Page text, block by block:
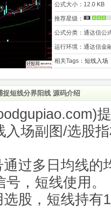
公式大小： 12.0 KB
推荐星级：
公式分类： 通达信公
运行环境： 通达信金
相关Tags： 短线入场
短线分界阳线 源码介绍
入场副图/选股
过多日均线的
，短线使用。
股，短线持有